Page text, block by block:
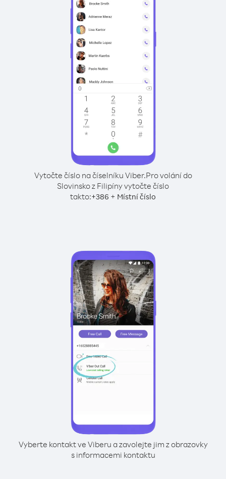
Vytočte číslo na číselníku Viber.Pro volání do
Slovinsko z Filipíny vytočte číslo
takto:+386 + Místní číslo
Vyberte kontakt ve Viberu a zavolejte jim z obrazovky
s informacemi kontaktu